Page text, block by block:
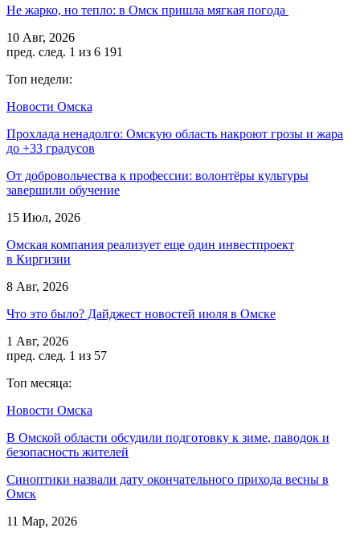
Не жарко, но тепло: в Омск пришла мягкая погода
10 Авг, 2026
пред. след. 1 из 6 191
Топ недели:
Новости Омска
Прохлада ненадолго: Омскую область накроют грозы и жара
до +33 градусов
От добровольчества к профессии: волонтёры культуры
завершили обучение
15 Июл, 2026
Омская компания реализует еще один инвестпроект
в Киргизии
8 Авг, 2026
Что это было? Дайджест новостей июля в Омске
1 Авг, 2026
пред. след. 1 из 57
Топ месяца:
Новости Омска
В Омской области обсудили подготовку к зиме, паводок и
безопасность жителей
Синоптики назвали дату окончательного прихода весны в
Омск
11 Мар, 2026